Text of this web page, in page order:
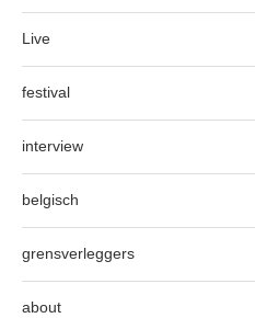
Live
festival
interview
belgisch
grensverleggers
about